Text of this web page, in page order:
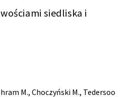
siedliska i
M., Choczyński M., Tedersoo